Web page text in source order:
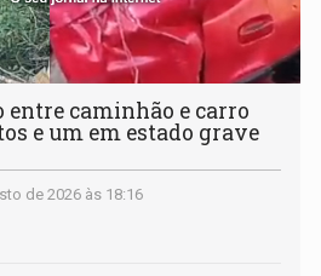
entre caminhão e carro
e um em estado grave
de 2026 às 18:16